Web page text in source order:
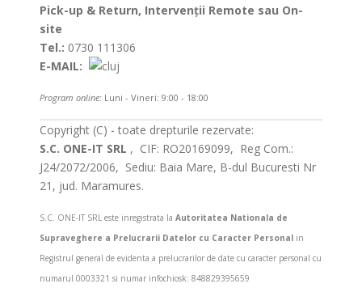
Pick-up & Return, Intervenții Remote sau On-
site
Tel.: 0730 111306
E-MAIL:
Program online: Luni - Vineri: 9:00 - 18:00
Copyright (C) - toate drepturile rezervate:
S.C. ONE-IT SRL , CIF: RO20169099, Reg Com.:
J24/2072/2006, Sediu: Baia Mare, B-dul Bucuresti Nr
21, jud. Maramures.
S.C. ONE-IT SRL este inregistrata la Autoritatea Nationala de
Supraveghere a Prelucrarii Datelor cu Caracter Personal in
Registrul general de evidenta a prelucrarilor de date cu caracter personal cu
numarul 0003321 si numar infochiosk: 848829395659